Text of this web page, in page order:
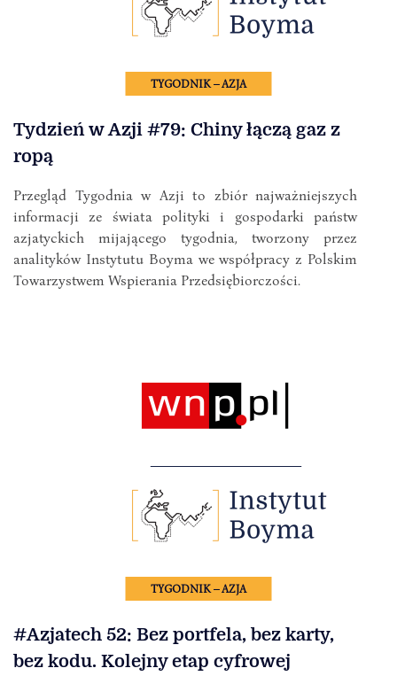
TYGODNIK – AZJA
Tydzień w Azji #79: Chiny łączą gaz z
ropą
Przegląd Tygodnia w Azji to zbiór najważniejszych
informacji ze świata polityki i gospodarki państw
azjatyckich mijającego tygodnia, tworzony przez
analityków Instytutu Boyma we współpracy z Polskim
Towarzystwem Wspierania Przedsiębiorczości.
TYGODNIK – AZJA
#Azjatech 52: Bez portfela, bez karty,
bez kodu. Kolejny etap cyfrowej